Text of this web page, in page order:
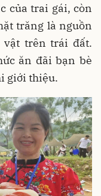
của trai gái, còn
trăng là nguồn
vật trên trái đất.
ăn đãi bạn bè
giới thiệu.